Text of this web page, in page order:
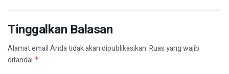
Tinggalkan Balasan
Alamat email Anda tidak akan dipublikasikan.Ruas yang wajib
ditandai *